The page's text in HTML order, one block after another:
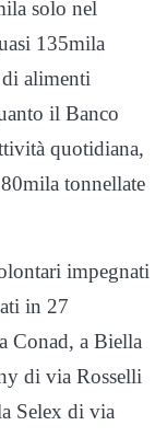
solo nel
135mila
alimenti
il Banco
quotidiana,
tonnellate
impegnati
in 27
Conad, a Biella
di via Rosselli
Selex di via